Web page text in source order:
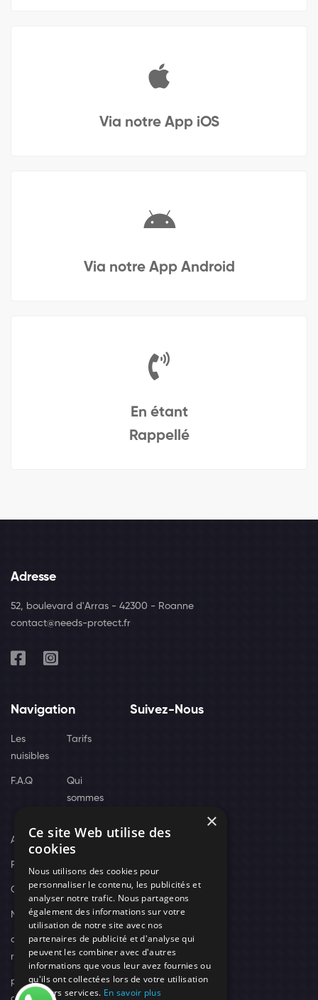
Via notre App iOS
Via notre App Android
En étant
Rappellé
Adresse
52, boulevard d'Arras - 42300 - Roanne
contact@needs-protect.fr
Navigation
Les
nuisibles
Tarifs
F.A.Q
Qui
sommes
Actus
Recrutement
Contact
Nos techniciens
campagne-
recrutement
politique de
Suivez-Nous
×
Ce site Web utilise des
cookies
Nous utilisons des cookies pour
personnaliser le contenu, les publicités et
analyser notre trafic. Nous partageons
également des informations sur votre
utilisation de notre site avec nos
partenaires de publicité et d'analyse qui
peuvent les combiner avec d'autres
informations que vous leur avez fournies ou
qu'ils ont collectées lors de votre utilisation
de leurs services. En savoir plus